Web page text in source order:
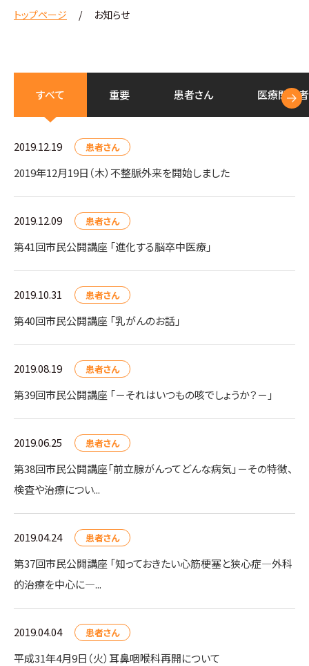
トップページ お知らせ
すべて 重要 患者さん 医療関係
2019.12.19 患者さん
2019年12月19日（木）不整脈外来を開始しました
2019.12.09 患者さん
第41回市民公開講座 「進化する脳卒中医療」
2019.10.31 患者さん
第40回市民公開講座 「乳がんのお話」
2019.08.19 患者さん
第39回市民公開講座 「－それはいつもの咳でしょうか？－」
2019.06.25 患者さん
第38回市民公開講座「前立腺がんってどんな病気」－その特徴、
検査や治療につい...
2019.04.24 患者さん
第37回市民公開講座 「知っておきたい心筋梗塞と狭心症―外科
的治療を中心に―...
2019.04.04 患者さん
平成31年4月9日（火）耳鼻咽喉科再開について